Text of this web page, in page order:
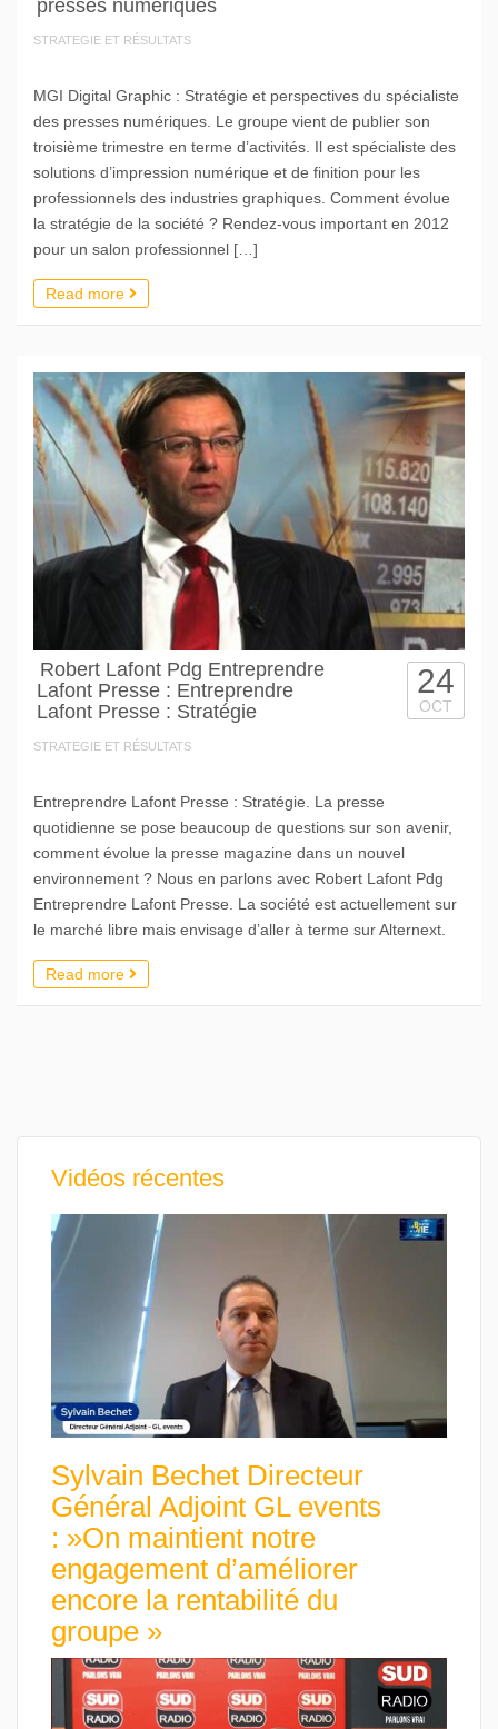
presses numériques
STRATEGIE ET RÉSULTATS
MGI Digital Graphic : Stratégie et perspectives du spécialiste
des presses numériques. Le groupe vient de publier son
troisième trimestre en terme d’activités. Il est spécialiste des
solutions d’impression numérique et de finition pour les
professionnels des industries graphiques. Comment évolue
la stratégie de la société ? Rendez-vous important en 2012
pour un salon professionnel […]
Read more
Robert Lafont Pdg Entreprendre
Lafont Presse : Entreprendre
Lafont Presse : Stratégie
STRATEGIE ET RÉSULTATS
24
OCT
Entreprendre Lafont Presse : Stratégie. La presse
quotidienne se pose beaucoup de questions sur son avenir,
comment évolue la presse magazine dans un nouvel
environnement ? Nous en parlons avec Robert Lafont Pdg
Entreprendre Lafont Presse. La société est actuellement sur
le marché libre mais envisage d’aller à terme sur Alternext.
Read more
Vidéos récentes
Sylvain Bechet Directeur
Général Adjoint GL events
: »On maintient notre
engagement d’améliorer
encore la rentabilité du
groupe »